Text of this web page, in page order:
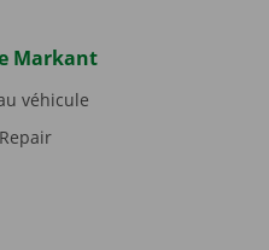
Markant
véhicule